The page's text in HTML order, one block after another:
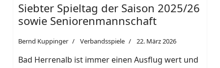
Siebter Spieltag der Saison 2025/26
sowie Seniorenmannschaft
Bernd Kuppinger Verbandsspiele 22. März 2026
Bad Herrenalb ist immer einen Ausflug wert und